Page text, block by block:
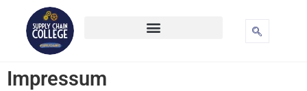
Impressum